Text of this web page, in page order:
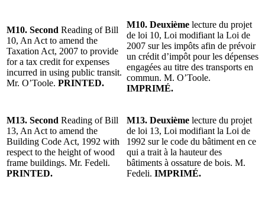
M10. Second Reading of Bill
10, An Act to amend the
Taxation Act, 2007 to provide
for a tax credit for expenses
incurred in using public transit.
Mr. O’Toole. PRINTED.
M10. Deuxième lecture du projet
de loi 10, Loi modifiant la Loi de
2007 sur les impôts afin de prévoir
un crédit d’impôt pour les dépenses
engagées au titre des transports en
commun. M. O’Toole.
IMPRIMÉ.
M13. Second Reading of Bill
13, An Act to amend the
Building Code Act, 1992 with
respect to the height of wood
frame buildings. Mr. Fedeli.
PRINTED.
M13. Deuxième lecture du projet
de loi 13, Loi modifiant la Loi de
1992 sur le code du bâtiment en ce
qui a trait à la hauteur des
bâtiments à ossature de bois. M.
Fedeli. IMPRIMÉ.